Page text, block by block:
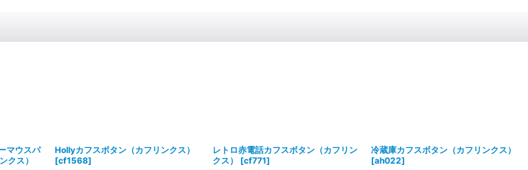
マウスパ
クス）
Hollyカフスボタン（カフリンクス）
[cf1568]
レトロ赤電話カフスボタン（カフリン
クス）
[cf771]
冷蔵庫カフスボタン（カフリンクス）
[ah022]